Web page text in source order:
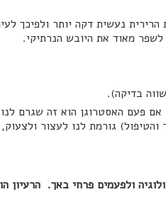
נעשית דקה יותר ולפיכך
מאוד את היובש הנרתיקי.
בדיקה).
אם פעם האסטרוגן הוא זה שגרם
והטיפול) גורמת לנו לעצור
ולפעמים פרחי באך.